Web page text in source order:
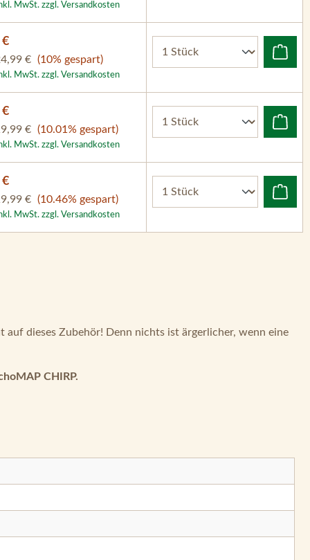
MwSt. zzgl. Versandkosten
€
€ (10% gespart)
MwSt. zzgl. Versandkosten
€
€ (10.01% gespart)
MwSt. zzgl. Versandkosten
€
€ (10.46% gespart)
MwSt. zzgl. Versandkosten
dieses Zubehör! Denn nichts ist ärgerlicher, wenn eine
CHIRP.